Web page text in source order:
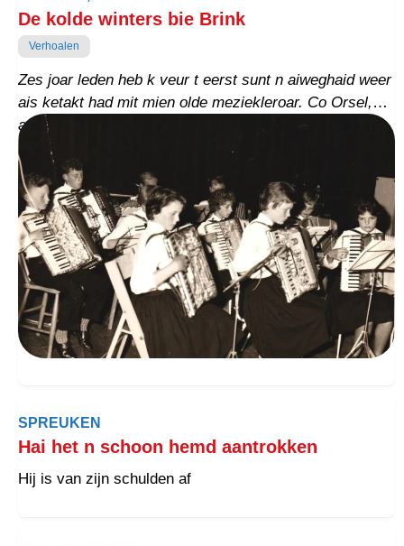
De kolde winters bie Brink
Verhoalen
Zes joar leden heb k veur t eerst sunt n aiweghaid weer
ais ketakt had mit mien olde meziekleroar. Co Orsel,
accordeonmeester. In t witte hoeske, beneden Pekel.
Veur dij gelegenhaid schreef k spesioal veur hom n
persoonlek verhoaltje, hou t ooit, in de zummer van
1960 veur mie begonnen is.
SPREUKEN
Hai het n schoon hemd aantrokken
Hij is van zijn schulden af